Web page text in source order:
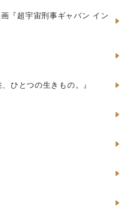
『超宇宙刑事ギャバン イン
ひとつの生きもの。』